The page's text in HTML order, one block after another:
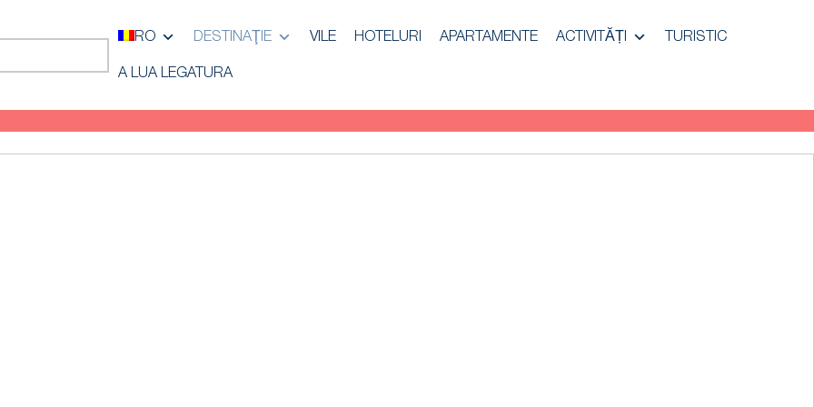
RO DESTINAŢIE VILE HOTELURI APARTAMENTE ACTIVITĂȚI TURISTIC
A LUA LEGATURA